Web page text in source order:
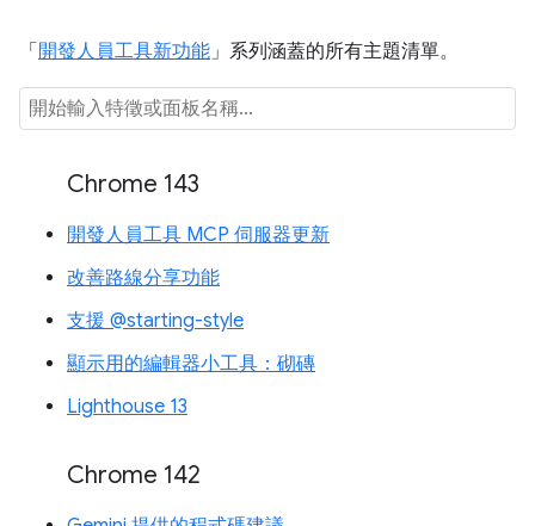
「 開發人員工具新功能」系列涵蓋的所有主題清單。
Chrome 143
開發人員工具 MCP 伺服器更新
改善路線分享功能
支援 @starting-style
顯示用的編輯器小工具：砌磚
Lighthouse 13
Chrome 142